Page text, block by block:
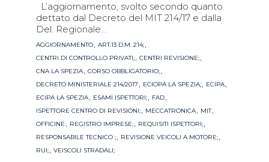
L’aggiornamento, svolto secondo quanto
dettato dal Decreto del MIT 214/17 e dalla
Del. Regionale...
Tags
AGGIORNAMENTO, ART.13 D.M. 214;,
CENTRI DI CONTROLLO PRIVATI;, CENTRI REVISIONE;,
CNA LA SPEZIA, CORSO OBBLIGATORIO;,
DECRETO MINISTERIALE 214/2017 , ECIOPA LA SPEZIA;, ECIPA,
ECIPA LA SPEZIA, ESAMI ISPETTORI;, FAD,
ISPETTORE CENTRO DI REVISIONI;, MECCATRONICA, MIT,
OFFICINE , REGISTRO IMPRESE;, REQUISITI ISPETTORI;,
RESPONSABILE TECNICO ;, REVISIONE VEICOLI A MOTORE;,
RUI;, VEISCOLI STRADALI;